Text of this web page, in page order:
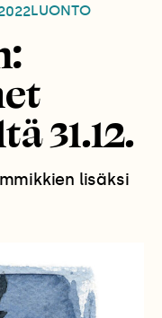
LUONTO
31.12.
lisäksi